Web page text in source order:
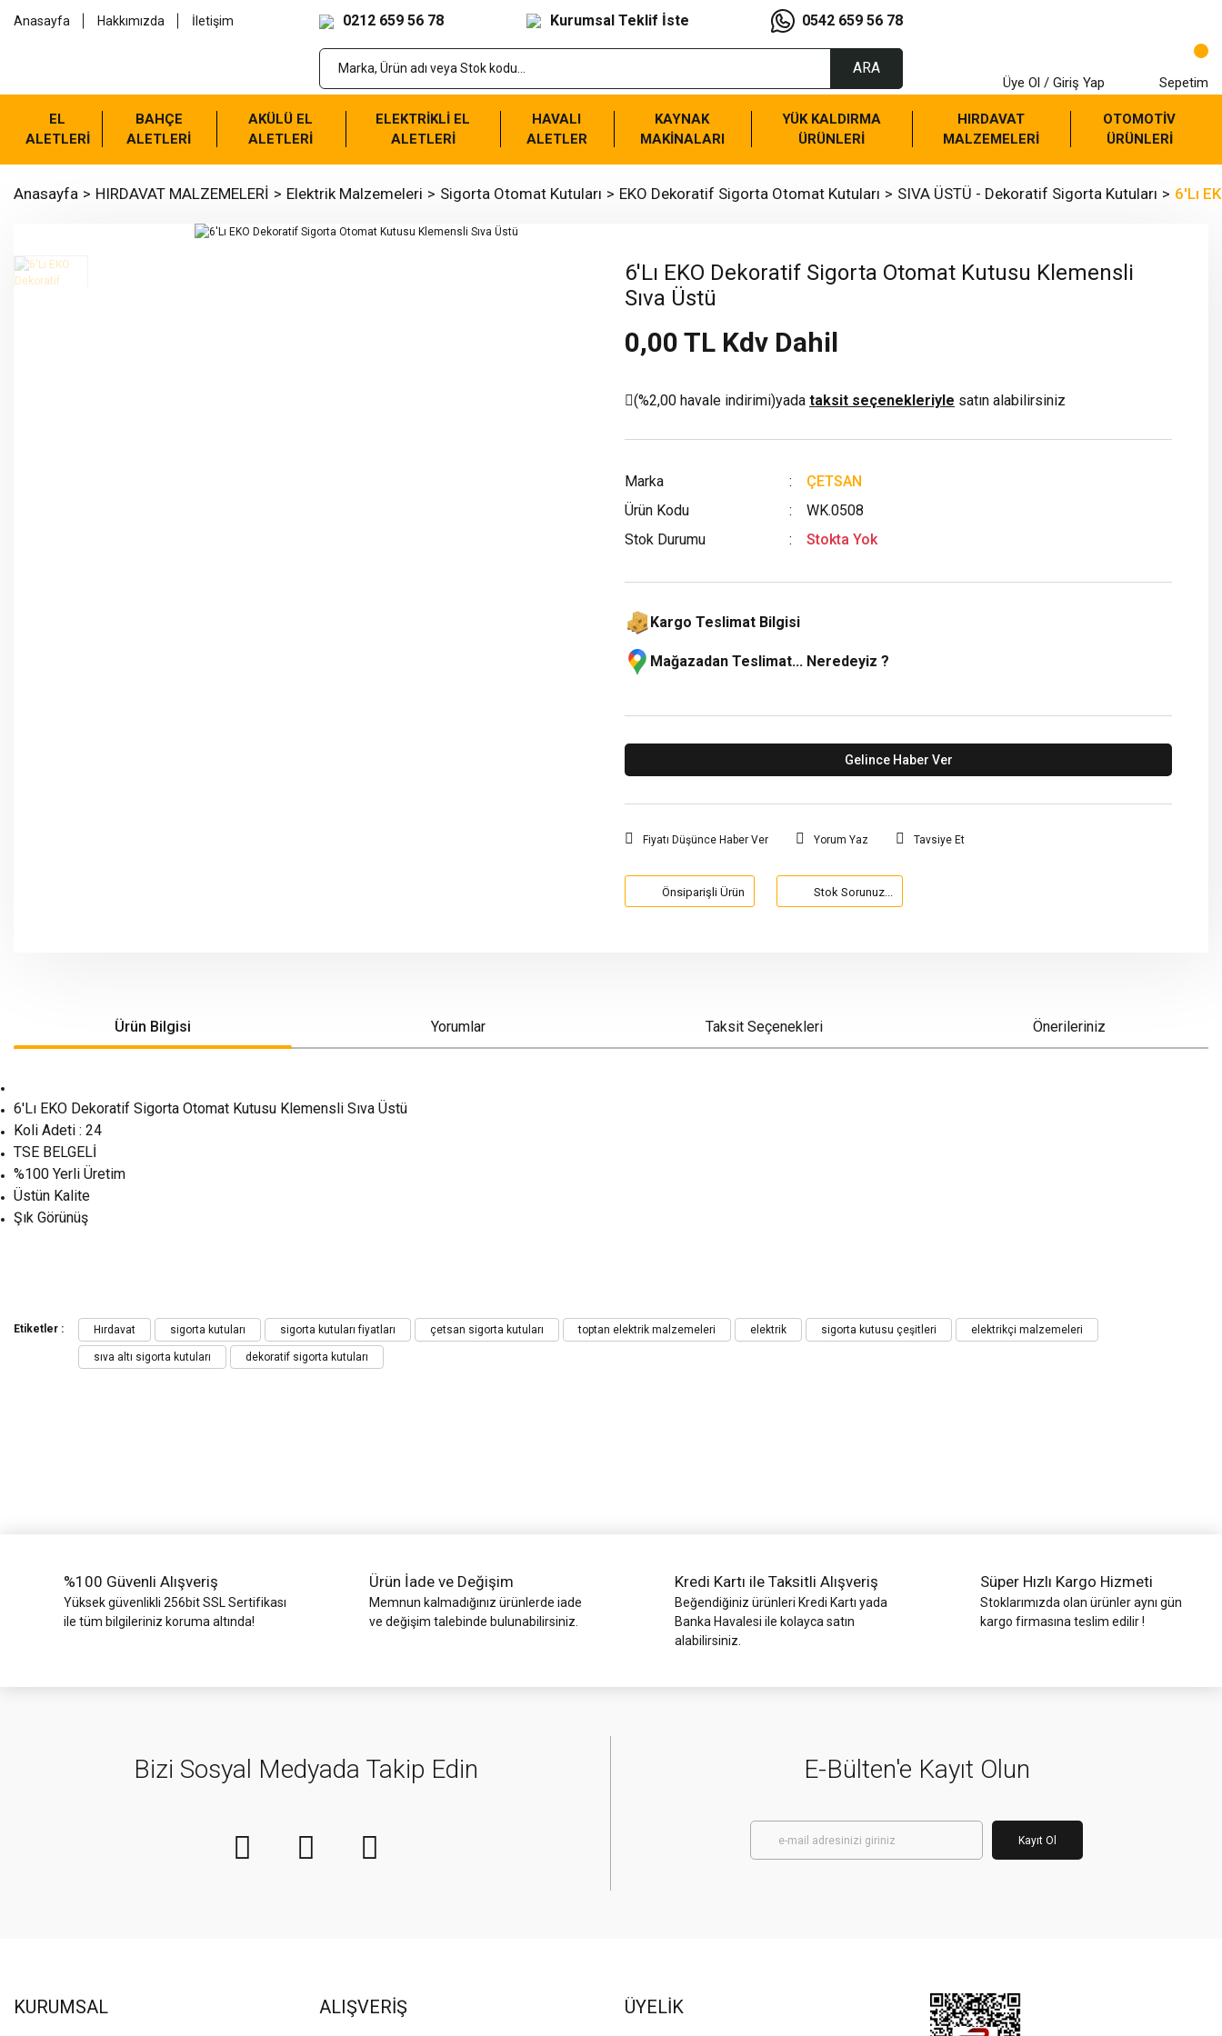
Anasayfa Hakkımızda İletişim 0212 659 56 78 Kurumsal Teklif İste 0542 659 56 78
ARA
Üye Ol / Giriş Yap Sepetim
EL
ALETLERİ
BAHÇE
ALETLERİ
AKÜLÜ EL
ALETLERİ
ELEKTRİKLİ EL
ALETLERİ
HAVALI
ALETLER
KAYNAK
MAKİNALARI
YÜK KALDIRMA
ÜRÜNLERİ
HIRDAVAT
MALZEMELERİ
OTOMOTİV
ÜRÜNLERİ
Anasayfa HIRDAVAT MALZEMELERİ Elektrik Malzemeleri Sigorta Otomat Kutuları EKO Dekoratif Sigorta Otomat Kutuları SIVA ÜSTÜ - Dekoratif Sigorta Kutuları 6'Lı
6'Lı EKO Dekoratif Sigorta Otomat Kutusu Klemensli
Sıva Üstü
0,00 TL Kdv Dahil
(%2,00 havale indirimi)yada taksit seçenekleriyle satın alabilirsiniz
Marka
ÇETSAN
Ürün Kodu
WK.0508
Stok Durumu
Stokta Yok
Kargo Teslimat Bilgisi
Mağazadan Teslimat... Neredeyiz ?
Gelince Haber Ver
Fiyatı Düşünce Haber Ver Yorum Yaz Tavsiye Et
Önsiparişli Ürün Stok Sorunuz...
Ürün Bilgisi Yorumlar Taksit Seçenekleri Önerileriniz
6'Lı EKO Dekoratif Sigorta Otomat Kutusu Klemensli Sıva Üstü
Koli Adeti : 24
TSE BELGELİ
%100 Yerli Üretim
Üstün Kalite
Şık Görünüş
Bu ürüne ilk yorumu siz yapın!
Görüş ve önerileriniz için teşekkür ederiz.
Ürün resmi kalitesiz, bozuk veya görüntülenemiyor.
Etiketler : Hırdavat sigorta kutuları sigorta kutuları fiyatları çetsan sigorta kutuları toptan elektrik malzemeleri elektrik sigorta kutusu çeşitleri elektrikçi malzemeleri
sıva altı sigorta kutuları dekoratif sigorta kutuları
%100 Güvenli Alışveriş
Yüksek güvenlikli 256bit SSL Sertifikası
ile tüm bilgileriniz koruma altında!
Ürün İade ve Değişim
Memnun kalmadığınız ürünlerde iade
ve değişim talebinde bulunabilirsiniz.
Kredi Kartı ile Taksitli Alışveriş
Beğendiğiniz ürünleri Kredi Kartı yada
Banka Havalesi ile kolayca satın
alabilirsiniz.
Süper Hızlı Kargo Hizmeti
Stoklarımızda olan ürünler aynı gün
kargo firmasına teslim edilir !
Bizi Sosyal Medyada Takip Edin E-Bülten'e Kayıt Olun
Kayıt Ol
KURUMSAL ALIŞVERİŞ ÜYELİK